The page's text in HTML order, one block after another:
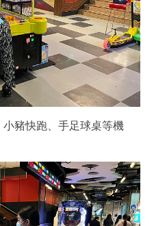
豬快跑、手足球桌等機